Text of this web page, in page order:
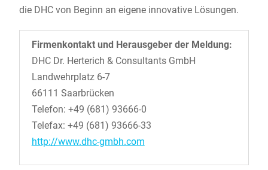
die DHC von Beginn an eigene innovative Lösungen.
Firmenkontakt und Herausgeber der Meldung:
DHC Dr. Herterich & Consultants GmbH
Landwehrplatz 6-7
66111 Saarbrücken
Telefon: +49 (681) 93666-0
Telefax: +49 (681) 93666-33
http://www.dhc-gmbh.com